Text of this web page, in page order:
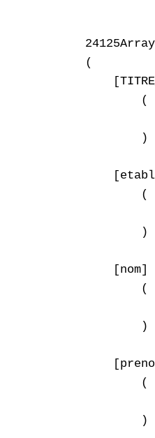
24125Array
(
        (
        )
        (
        )
[nom]
        (
        )
        (
        )